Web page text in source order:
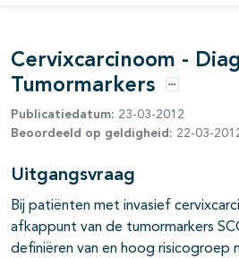
open- en dichtklappen
open- en dichtklappen
Cervixcarcinoom -
Tumormarkers
Opties
Publicatiedatum: 23-03-2012
Beoordeeld op geldigheid: 22-03-
Uitgangsvraag
Bij patiënten met invasief
afkappunt van de tumormarkers
definiëren van en hoog